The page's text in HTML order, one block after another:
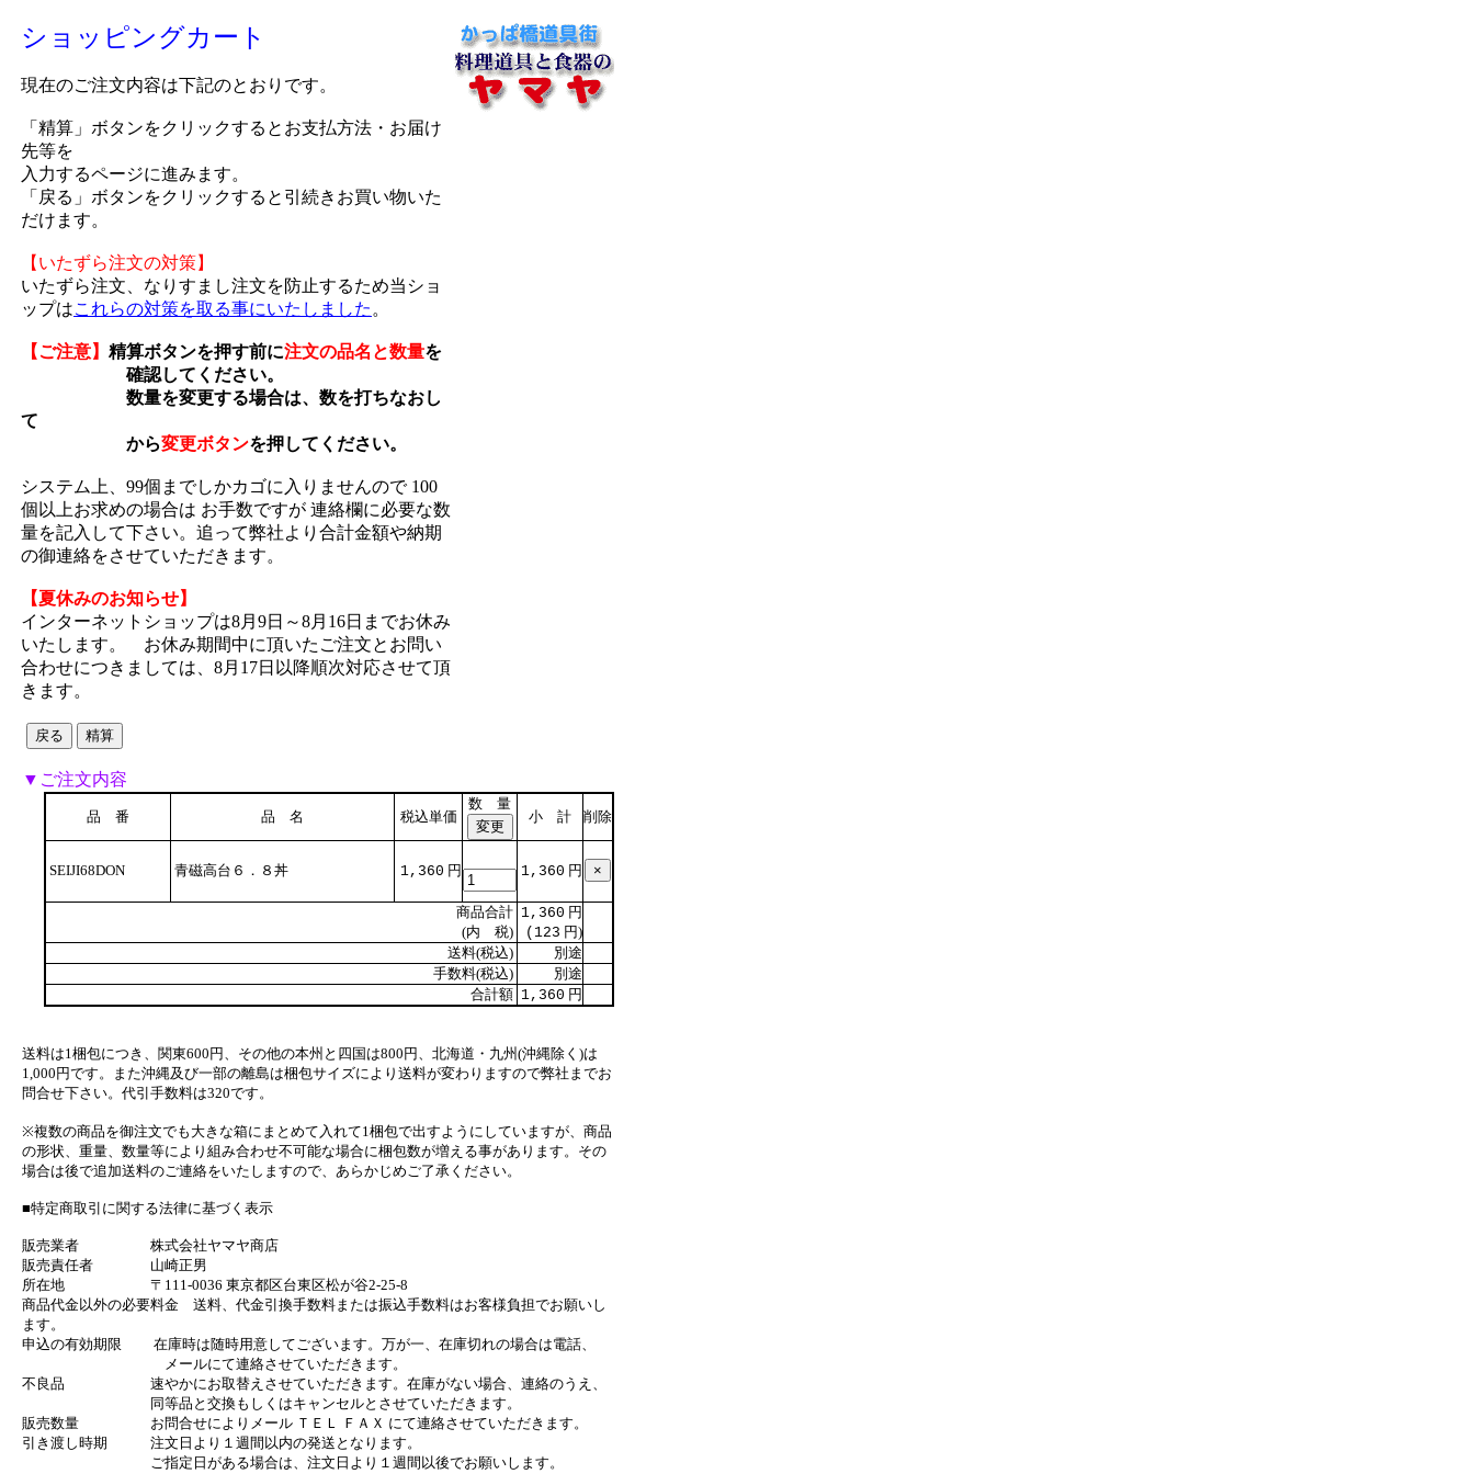
ショッピングカート
現在のご注文内容は下記のとおりです。
「精算」ボタンをクリックするとお支払方法・お届け
先等を
入力するページに進みます。
「戻る」ボタンをクリックすると引続きお買い物いた
だけます。
【いたずら注文の対策】
いたずら注文、なりすまし注文を防止するため当ショ
ップはこれらの対策を取る事にいたしました 。
【ご注意】 精算ボタンを押す前に注文の品名と数量を
確認してください。
数量を変更する場合は、数を打ちなおし
て
から変更ボタンを押してください。
システム上、99個までしかカゴに入りませんので 100
個以上お求めの場合は お手数ですが 連絡欄に必要な数
量を記入して下さい。追って弊社より合計金額や納期
の御連絡をさせていただきます。
【夏休みのお知らせ】
インターネットショップは8月9日～8月16日までお休み
いたします。 お休み期間中に頂いたご注文とお問い
合わせにつきましては、8月17日以降順次対応させて頂
きます。
▼ご注文内容
品 番 品 名 税込単価
数 量
小 計
削除
SEIJI68DON 青磁高台６．８丼 1,360 円 1,360 円
商品合計
(内 税)
1,360 円
(123 円)
送料(税込)
別途
手数料(税込)
別途
合計額 1,360 円
送料は1梱包につき、関東600円、その他の本州と四国は800円、北海道・九州(沖縄除く)は
1,000円です。また沖縄及び一部の離島は梱包サイズにより送料が変わりますので弊社までお
問合せ下さい。代引手数料は320です。
※複数の商品を御注文でも大きな箱にまとめて入れて1梱包で出すようにしていますが、商品
の形状、重量、数量等により組み合わせ不可能な場合に梱包数が増える事があります。その
場合は後で追加送料のご連絡をいたしますので、あらかじめご了承ください。
■特定商取引に関する法律に基づく表示
販売業者 株式会社ヤマヤ商店
販売責任者 山崎正男
所在地 〒111-0036 東京都区台東区松が谷2-25-8
商品代金以外の必要料金 送料、代金引換手数料または振込手数料はお客様負担でお願いし
ます。
申込の有効期限 在庫時は随時用意してございます。万が一、在庫切れの場合は電話、
メールにて連絡させていただきます。
不良品 速やかにお取替えさせていただきます。在庫がない場合、連絡のうえ、
同等品と交換もしくはキャンセルとさせていただきます。
販売数量 お問合せによりメール ＴＥＬ ＦＡＸ にて連絡させていただきます。
引き渡し時期 注文日より１週間以内の発送となります。
ご指定日がある場合は、注文日より１週間以後でお願いします。